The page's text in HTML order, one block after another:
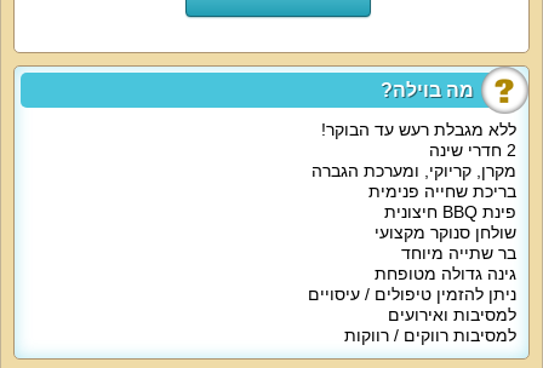
מה בוילה?
ללא מגבלת רעש עד הבוקר!
2 חדרי שינה
מקרן, קריוקי, ומערכת הגברה
בריכת שחייה פנימית
פינת BBQ חיצונית
שולחן סנוקר מקצועי
בר שתייה מיוחד
גינה גדולה מטופחת
ניתן להזמין טיפולים / עיסויים
למסיבות ואירועים
למסיבות רווקים / רווקות
בריכה פנימית פרטית. 2 חדרי שינה כולל הלופט, כאשר חדר אחד הוא חדר זוגי
והחדר השני הוא חדר המיועד ללינה קבוצתית, זהו חדר מזרנים מיוחד. מטבחון נוח
משמש את האורחים.
אטרקציות מיוחדות בוילה:
החצר של וילה לופט אמזונס כוללת מבחר פינות ישיבה, מיטות שיזוף וגם גריל
ברביקיו. הבריכה הפנימית היא בריכה בה ניתן לכוון את טמפרטורת המים, בריכה עם
ג'טים של עיסוי. לא נשכח לציין כי הלופט כולל גם שולחן סנוקר. בתוספת תשלום
אפשר להזמין ארוחות ועיסויים.
מיוחד למסיבות:
מתחם אירוח עשיר ותוסס ללא הגבלת רעש!
למי זה מתאים?
א. מסיבות רווקים ורווקות עד אור הבוקר.
ב. מסיבות יום הולדת עם לינה משותפת של 20 איש במתחם.
ג. אירוח ימי כיף וימי גיבוש לעובדים.
ד. נופש משפחתי, חופשות זוגיות וחופשות קבוצתיות.